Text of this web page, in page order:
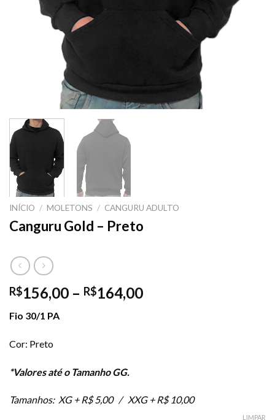
INÍCIO / MOLETONS / CANGURU ADULTO
Canguru Gold – Preto
R$156,00 – R$164,00
Fio 30/1 PA
Cor: Preto
*Valores até o Tamanho GG.
Tamanhos: XG + R$ 5,00 / XXG + R$ 10,00
LIMPAR